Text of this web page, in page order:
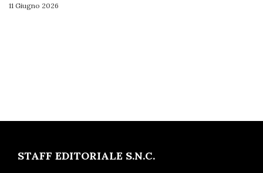
11 Giugno 2026
STAFF EDITORIALE S.N.C.